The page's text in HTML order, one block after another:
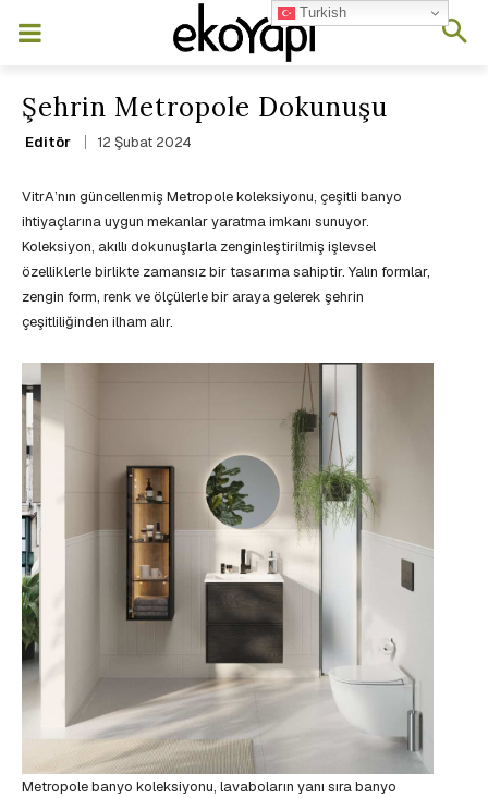
Şehrin Metropole Dokunuşu
Editör 12 Şubat 2024
VitrA’nın güncellenmiş Metropole koleksiyonu, çeşitli banyo
ihtiyaçlarına uygun mekanlar yaratma imkanı sunuyor.
Koleksiyon, akıllı dokunuşlarla zenginleştirilmiş işlevsel
özelliklerle birlikte zamansız bir tasarıma sahiptir. Yalın formlar,
zengin form, renk ve ölçülerle bir araya gelerek şehrin
çeşitliliğinden ilham alır.
Metropole banyo koleksiyonu, lavaboların yanı sıra banyo
Turkish